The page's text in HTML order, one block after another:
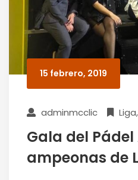
15 febrero, 2019
adminmcclic Liga,
Gala del
ampeonas de